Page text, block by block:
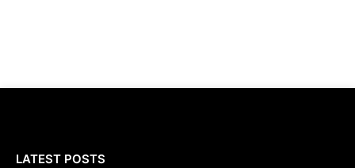
LATEST POSTS